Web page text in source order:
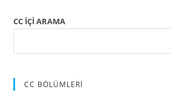
CC İÇİ ARAMA
CC BÖLÜMLERİ